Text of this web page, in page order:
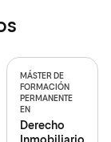
MÁSTER DE
FORMACIÓN
PERMANENTE
EN
Derecho